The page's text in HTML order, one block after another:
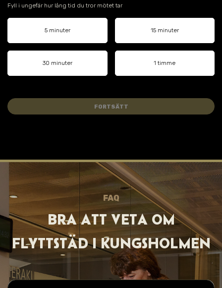
Fyll i ungefär hur lång tid du tror mötet tar
5 minuter 15 minuter
30 minuter 1 timme
FORTSÄTT
FAQ
BRA ATT VET A OM
FLYTTSTÄD IKUNGSHOLMEN